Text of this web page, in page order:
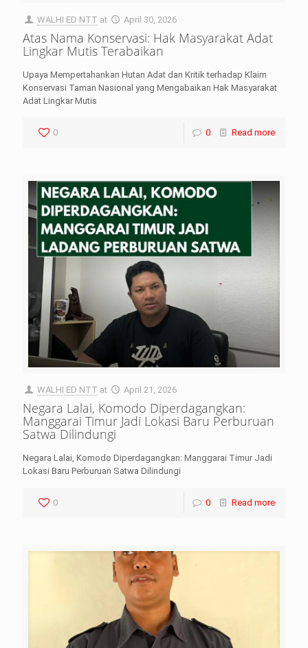
WALHI ED NTT at April 30, 2026
Atas Nama Konservasi: Hak Masyarakat Adat
Lingkar Mutis Terabaikan
Upaya Mempertahankan Hutan Adat dan Kritik terhadap Klaim
Konservasi Taman Nasional yang Mengabaikan Hak Masyarakat
Adat Lingkar Mutis
0 0 Read more
WALHI ED NTT at April 21, 2026
Negara Lalai, Komodo Diperdagangkan:
Manggarai Timur Jadi Lokasi Baru Perburuan
Satwa Dilindungi
Negara Lalai, Komodo Diperdagangkan: Manggarai Timur Jadi
Lokasi Baru Perburuan Satwa Dilindungi
0 0 Read more